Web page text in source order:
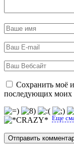
Сохранить моё
последующих моих
Еще